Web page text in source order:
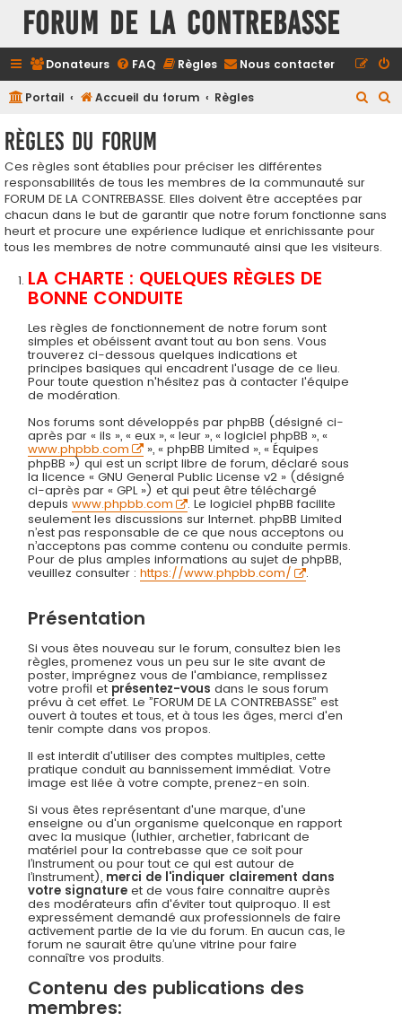
FORUM DE LA CONTREBASSE
Donateurs FAQ Règles Nous contacter
Portail Accueil du forum Règles
r
c
Règles du forum
Ces règles sont établies pour préciser les différentes
responsabilités de tous les membres de la communauté sur
FORUM DE LA CONTREBASSE. Elles doivent être acceptées par
chacun dans le but de garantir que notre forum fonctionne sans
heurt et procure une expérience ludique et enrichissante pour
tous les membres de notre communauté ainsi que les visiteurs.
LA CHARTE : QUELQUES RÈGLES DE
BONNE CONDUITE
Les règles de fonctionnement de notre forum sont
simples et obéissent avant tout au bon sens. Vous
trouverez ci-dessous quelques indications et
principes basiques qui encadrent l'usage de ce lieu.
Pour toute question n'hésitez pas à contacter l'équipe
de modération.
Nos forums sont développés par phpBB (désigné ci-
après par « ils », « eux », « leur », « logiciel phpBB », «
www.phpbb.com
», « phpBB Limited », « Équipes
phpBB ») qui est un script libre de forum, déclaré sous
la licence « GNU General Public License v2 » (désigné
ci-après par « GPL ») et qui peut être téléchargé
depuiswww.phpbb.com
. Le logiciel phpBB facilite
seulement les discussions sur Internet. phpBB Limited
n’est pas responsable de ce que nous acceptons ou
n’acceptons pas comme contenu ou conduite permis.
Pour de plus amples informations au sujet de phpBB,
veuillez consulter :https://www.phpbb.com/ .
Présentation
Si vous êtes nouveau sur le forum, consultez bien les
règles, promenez vous un peu sur le site avant de
poster, imprégnez vous de l'ambiance, remplissez
votre profil et présentez-vous dans le sous forum
prévu à cet effet. Le ”FORUM DE LA CONTREBASSE” est
ouvert à toutes et tous, et à tous les âges, merci d'en
tenir compte dans vos propos.
Il est interdit d'utiliser des comptes multiples, cette
pratique conduit au bannissement immédiat. Votre
image est liée à votre compte, prenez-en soin.
Si vous êtes représentant d'une marque, d'une
enseigne ou d'un organisme quelconque en rapport
avec la musique (luthier, archetier, fabricant de
matériel pour la contrebasse que ce soit pour
l’instrument ou pour tout ce qui est autour de
l’instrument), merci de l'indiquer clairement dans
votre signature et de vous faire connaitre auprès
des modérateurs afin d'éviter tout quiproquo. Il est
expressément demandé aux professionnels de faire
activement partie de la vie du forum. En aucun cas, le
forum ne saurait être qu’une vitrine pour faire
connaître vos produits.
Contenu des publications des
membres: